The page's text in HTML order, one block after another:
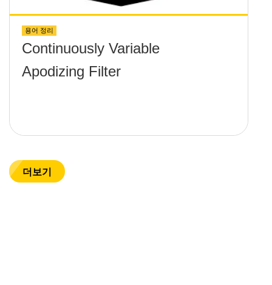
용어 정리
Continuously Variable
Apodizing Filter
더보기